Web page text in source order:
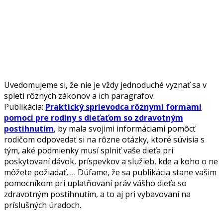
Uvedomujeme si, že nie je vždy jednoduché vyznať sa v
spleti rôznych zákonov a ich paragrafov.
Publikácia: Praktický sprievodca rôznymi formami
pomoci pre rodiny s dieťaťom so zdravotným
postihnutím, by mala svojimi informáciami pomôcť
rodičom odpovedať si na rôzne otázky, ktoré súvisia s
tým, aké podmienky musí splniť vaše dieťa pri
poskytovaní dávok, príspevkov a služieb, kde a koho o ne
môžete požiadať, … Dúfame, že sa publikácia stane vašim
pomocníkom pri uplatňovaní práv vášho dieťa so
zdravotným postihnutím, a to aj pri vybavovaní na
príslušných úradoch.